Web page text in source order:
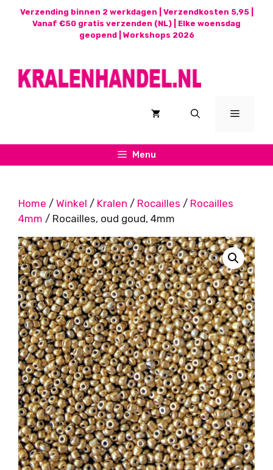
Verzending binnen 2 werkdagen | Verzendkosten 5,95 |
Vanaf €50 gratis verzenden (NL) | Elke woensdag
geopend | Workshops 2026
Menu
Menu
Home / Winkel / Kralen / Rocailles / Rocailles
4mm / Rocailles, oud goud, 4mm